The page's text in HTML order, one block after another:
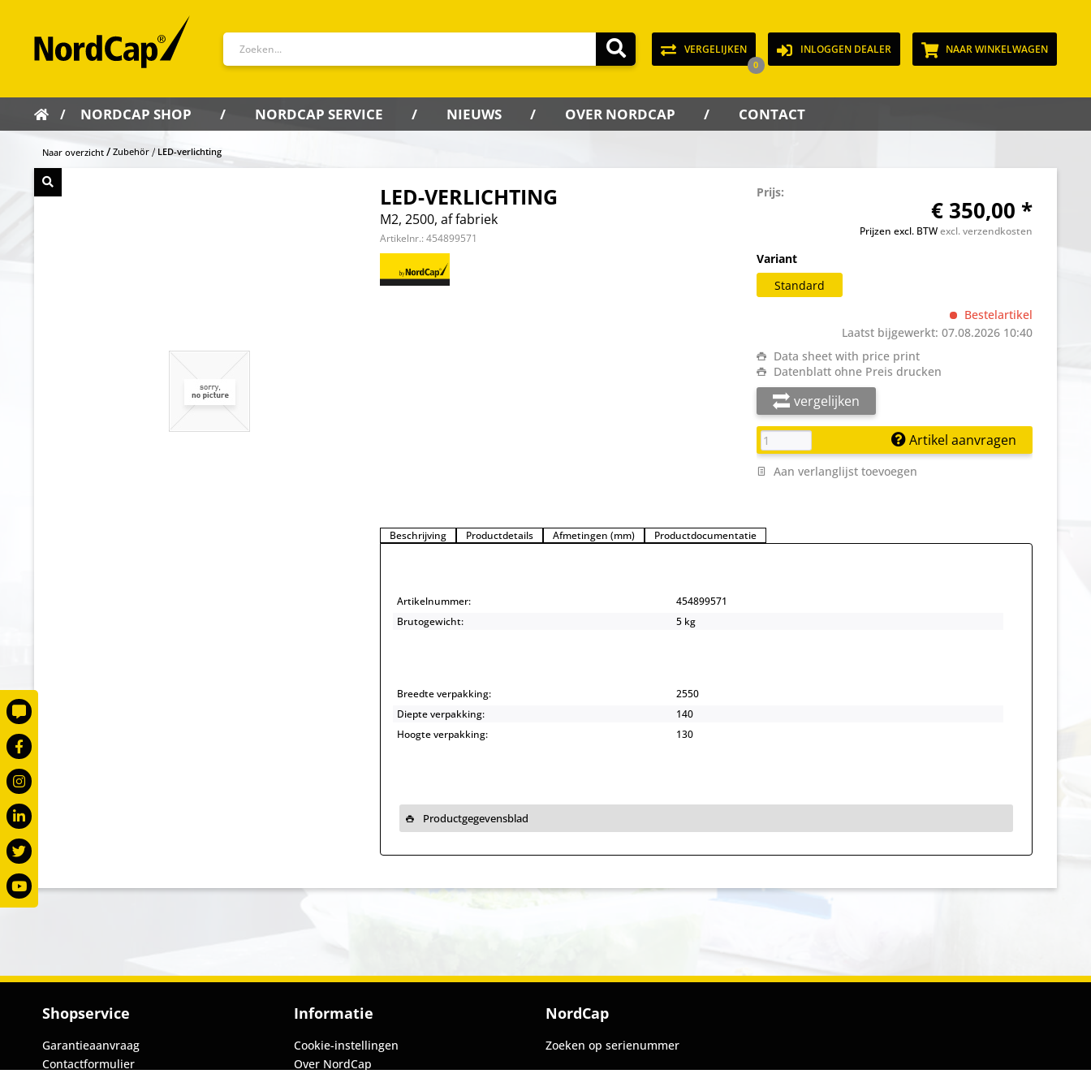
VERGELIJKEN
0
INLOGGEN DEALER NAAR WINKELWAGEN
NORDCAP SHOP NORDCAP SERVICE NIEUWS OVER NORDCAP CONTACT
Naar overzicht Zubehör LED-verlichting
LED-VERLICHTING
M2, 2500, af fabriek
Artikelnr.: 454899571
Prijs:
€ 350,00 *
Prijzen excl. BTWexcl. verzendkosten
Variant
Standard
Bestelartikel
Laatst bijgewerkt: 07.08.2026 10:40
Data sheet with price print
Datenblatt ohne Preis drucken
vergelijken
Artikel aanvragen
Aan verlanglijst toevoegen
Beschrijving Productdetails Afmetingen (mm) Productdocumentatie
Artikelnummer:
454899571
Brutogewicht:
5 kg
Breedte verpakking:
2550
Diepte verpakking:
140
Hoogte verpakking:
130
Productgegevensblad
Shopservice
Garantieaanvraag
Contactformulier
Informatie
Cookie-instellingen
Over NordCap
NordCap
Zoeken op serienummer